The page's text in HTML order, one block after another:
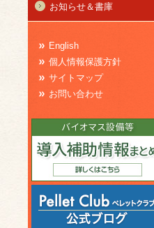
お知らせ＆書庫
English
個人情報保護方針
サイトマップ
お問い合わせ